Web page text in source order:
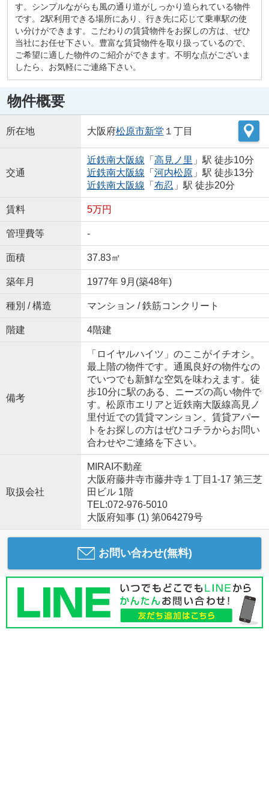
す。シンプルながらも風の通り道がしっかり造られている物件
です。2駅利用できる場所にあり、行き先に応じて乗車駅の使
い分けができます。こだわりの賃貸物件をお探しの方は、ぜひ
当社にお任せ下さい。豊富な賃貸物件を取り扱っているので、
ご希望に適した物件のご紹介ができます。不明な点がございま
したら、お気軽にご連絡下さい。
物件概要
所在地 大阪府松原市新堂 １丁目
交通
近鉄南大阪線 「 高見ノ里 」駅 徒歩10分
近鉄南大阪線 「 河内松原」駅 徒歩13分
近鉄南大阪線 「 布忍 」駅 徒歩20分
賃料 5万円
管理費等 -
面積 37.83㎡
築年月 1977年 9月(築48年)
種別 / 構造 マンション / 鉄筋コンクリート
階建 4階建
備考
「ロイヤルハイツ」のここがイチオシ。
最上階の物件です。通風良好の物件なの
でいつでも新鮮な空気を味わえます。徒
歩10分に駅のある、ニーズの高い物件で
す。松原市エリアと近鉄南大阪線高見ノ
里付近での賃貸マンション、賃貸アパー
トをお探しの方はぜひコチラからお問い
合わせやご連絡を下さい。
取扱会社
MIRAI不動産
大阪府藤井寺市藤井寺１丁目1-17 第三芝
田ビル 1階
TEL:072-976-5010
大阪府知事 (1) 第064279号
お問い合わせ(無料)